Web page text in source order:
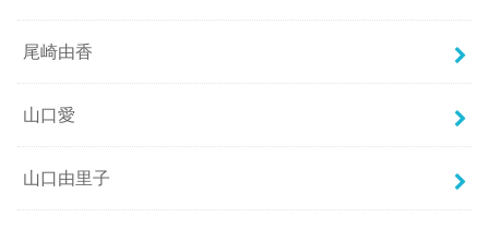
尾崎由香
山口愛
山口由里子